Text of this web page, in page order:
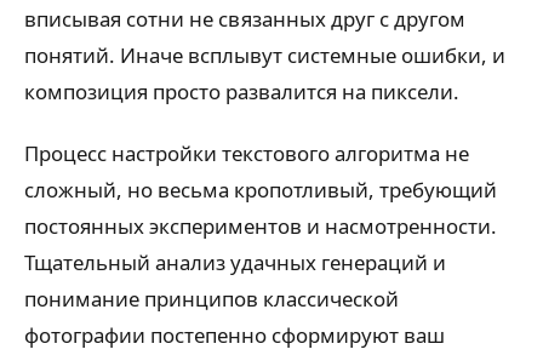
вписывая сотни не связанных друг с другом
понятий. Иначе всплывут системные ошибки, и
композиция просто развалится на пиксели.
Процесс настройки текстового алгоритма не
сложный, но весьма кропотливый, требующий
постоянных экспериментов и насмотренности.
Тщательный анализ удачных генераций и
понимание принципов классической
фотографии постепенно сформируют ваш